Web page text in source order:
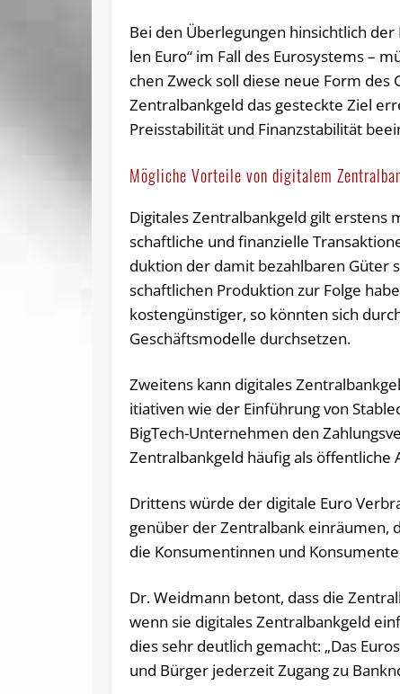
Bei den Über­le­gun­gen hin­sicht­lich
len Euro“ im Fall des Eu­ro­sys­tems –
chen Zweck soll diese neue Form des
Zentralbankgeld das ge­steck­te Ziel
Preis­sta­bi­li­tät und Fi­nanz­sta­bi­li­tät
Mögliche Vorteile von digitalem
Digitales Zentralbankgeld gilt ers­tens
schaft­li­che und fi­nan­zi­el­le
duk­ti­on der damit bezahlbaren Güter
schaft­li­chen Pro­duk­ti­on zur Folge
kos­ten­güns­ti­ger, so könn­ten sich
Ge­schäfts­mo­del­le durch­set­zen.
Zwei­tens kann di­gi­ta­les
itia­ti­ven wie der Ein­füh­rung von
BigTech-Unternehmen den
Zentralbankgeld häu­fig als öf­fent­li­che
Drittens würde der di­gi­ta­le Euro
gen­über der Zen­tral­bank ein­räu­men,
die Kon­su­men­tin­nen und
Dr. Weidmann betont, dass die
wenn sie di­gi­ta­les Zentralbankgeld
dies sehr deut­lich ge­macht: „Das
und Bür­ger je­der­zeit Zu­gang zu